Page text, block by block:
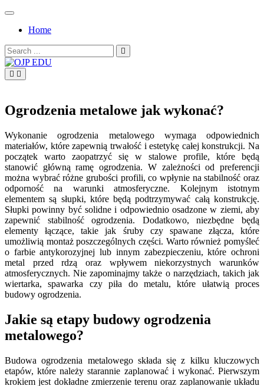
Skip
contentHome
Search
for:
Ogrodzenia metalowe jak wykonać?
Wykonanie ogrodzenia metalowego wymaga odpowiednich
materiałów, które zapewnią trwałość i estetykę całej konstrukcji. Na
początek warto zaopatrzyć się w stalowe profile, które będą
stanowić główną ramę ogrodzenia. W zależności od preferencji
można wybrać różne grubości profili, co wpłynie na stabilność oraz
odporność na warunki atmosferyczne. Kolejnym istotnym
elementem są słupki, które będą podtrzymywać całą konstrukcję.
Słupki powinny być solidne i odpowiednio osadzone w ziemi, aby
zapewnić stabilność ogrodzenia. Dodatkowo, niezbędne będą
elementy łączące, takie jak śruby czy spawane złącza, które
umożliwią montaż poszczególnych części. Warto również pomyśleć
o farbie antykorozyjnej lub innym zabezpieczeniu, które ochroni
metal przed rdzą oraz wpływem niekorzystnych warunków
atmosferycznych. Nie zapominajmy także o narzędziach, takich jak
wiertarka, spawarka czy piła do metalu, które ułatwią proces
budowy ogrodzenia.
Jakie są etapy budowy ogrodzenia
metalowego?
Budowa ogrodzenia metalowego składa się z kilku kluczowych
etapów, które należy starannie zaplanować i wykonać. Pierwszym
krokiem jest dokładne zmierzenie terenu oraz zaplanowanie układu